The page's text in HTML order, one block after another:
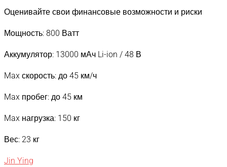
Оценивайте свои финансовые возможности и риски
Мощность: 800 Ватт
Аккумулятор: 13000 мАч Li-ion / 48 В
Max скорость: до 45 км/ч
Max пробег: до 45 км
Max нагрузка: 150 кг
Вес: 23 кг
Jin Ying